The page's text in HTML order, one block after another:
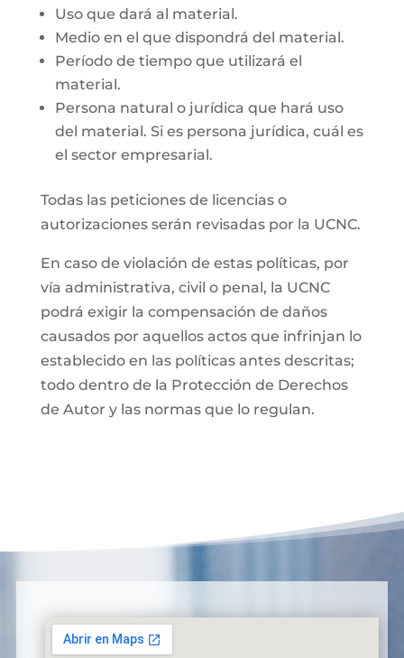
Uso que dará al material.
Medio en el que dispondrá del material.
Período de tiempo que utilizará el
material.
Persona natural o jurídica que hará uso
del material. Si es persona jurídica, cuál es
el sector empresarial.
Todas las peticiones de licencias o
autorizaciones serán revisadas por la UCNC.
En caso de violación de estas políticas, por
vía administrativa, civil o penal, la UCNC
podrá exigir la compensación de daños
causados por aquellos actos que infrinjan lo
establecido en las políticas antes descritas;
todo dentro de la Protección de Derechos
de Autor y las normas que lo regulan.